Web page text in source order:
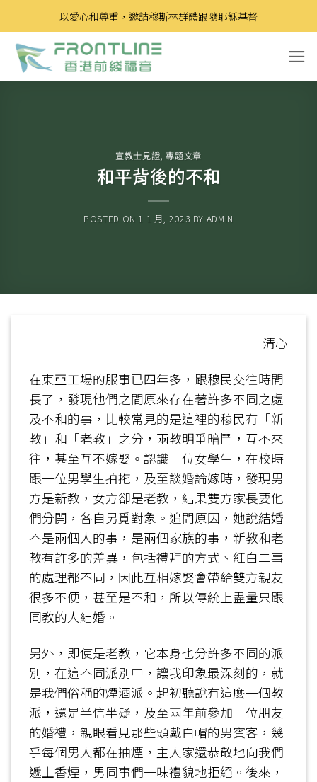
to
content
以愛心和尊重，邀請穆斯林群體跟隨耶穌基督
宣教士見證,專題文章
和平背後的不和
POSTED ON 1 1 月, 2023 BY ADMIN
清心
在東亞工場的服事已四年多，跟穆民交往時間
長了，發現他們之間原來存在著許多不同之處
及不和的事，比較常見的是這裡的穆民有「新
教」和「老教」之分，兩教明爭暗鬥，互不來
往，甚至互不嫁娶。認識一位女學生，在校時
跟一位男學生拍拖，及至談婚論嫁時，發現男
方是新教，女方卻是老教，結果雙方家長要他
們分開，各自另覓對象。追問原因，她說結婚
不是兩個人的事，是兩個家族的事，新教和老
教有許多的差異，包括禮拜的方式、紅白二事
的處理都不同，因此互相嫁娶會帶給雙方親友
很多不便，甚至是不和，所以傳統上盡量只跟
同教的人結婚。
另外，即使是老教，它本身也分許多不同的派
別，在這不同派別中，讓我印象最深刻的，就
是我們俗稱的煙酒派。起初聽說有這麼一個教
派，還是半信半疑，及至兩年前參加一位朋友
的婚禮，親眼看見那些頭戴白帽的男賓客，幾
乎每個男人都在抽煙，主人家還恭敬地向我們
遞上香煙，男同事們一味禮貌地拒絕。後來，